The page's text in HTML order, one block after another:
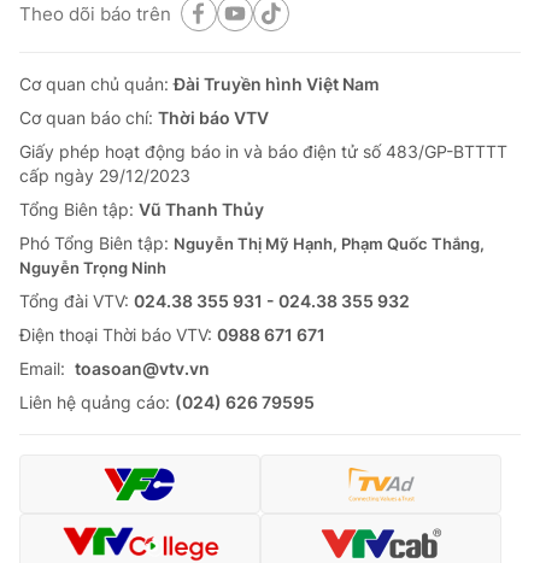
Theo dõi báo trên
Cơ quan chủ quản:Đài Truyền hình Việt Nam
Cơ quan báo chí: Thời báo VTV
Giấy phép hoạt động báo in và báo điện tử số 483/GP-BTTTT
cấp ngày 29/12/2023
Tổng Biên tập: Vũ Thanh Thủy
Phó Tổng Biên tập: Nguyễn Thị Mỹ Hạnh, Phạm Quốc Thắng,
Nguyễn Trọng Ninh
Tổng đài VTV: 024.38 355 931 - 024.38 355 932
Ðiện thoại Thời báo VTV: 0988 671 671
Email: toasoan@vtv.vn
Liên hệ quảng cáo: (024) 626 79595